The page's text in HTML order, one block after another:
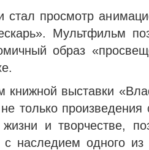
просмотр
Мультфильм
образ
книжной выставки
только произведения
и творчестве,
с наследием одного